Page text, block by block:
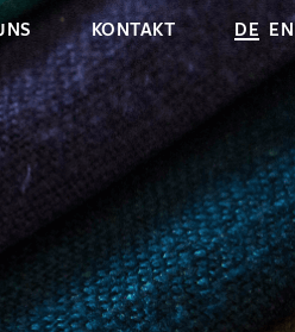
KONTAKT DE EN